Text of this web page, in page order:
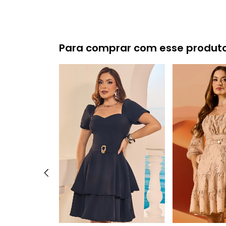
Para comprar com esse